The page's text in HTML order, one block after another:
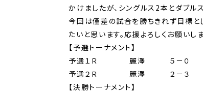
かけましたが、シングルス2本とダブル
今回は僅差の試合を勝ちきれず目標と
たいと思います。応援よろしくお願い
【予選トーナメント】
予選１Ｒ 麗澤 ５－０
予選２Ｒ 麗澤 ２－３
【決勝トーナメント】